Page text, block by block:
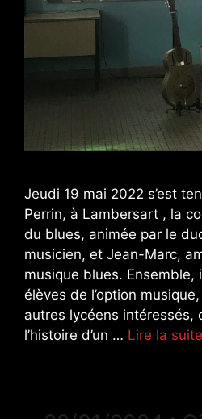
Jeudi 19 mai 2022 s’est
Perrin, à Lambersart , la
du blues, animée par le
musicien, et Jean-Marc,
musique blues. Ensemble,
élèves de l’option
autres lycéens intéressés,
l’histoire d’un … Lire la suite